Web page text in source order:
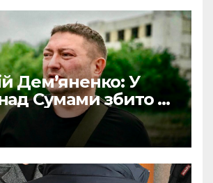
Дем’яненко: У
Сумами збито 6